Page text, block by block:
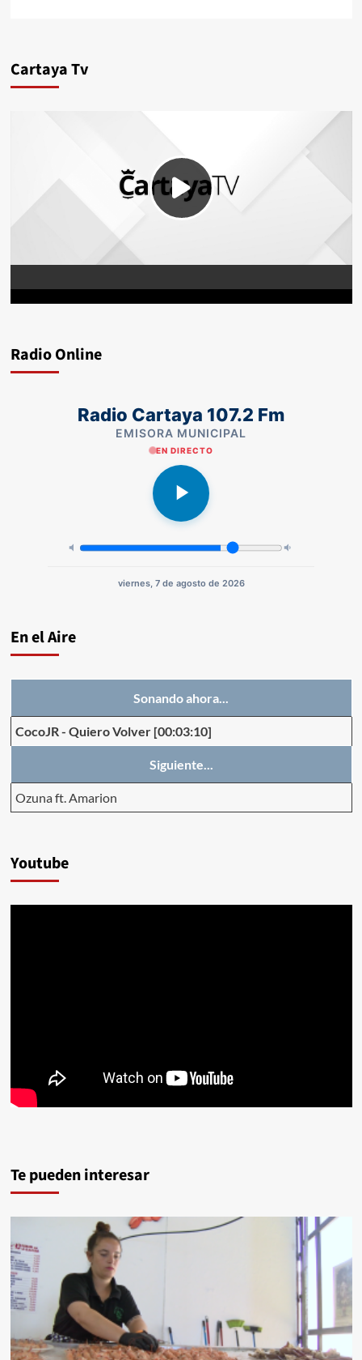
Cartaya Tv
Radio Online
Radio Cartaya 107.2 Fm
EMISORA MUNICIPAL
EN DIRECTO
viernes, 7 de agosto de 2026
En el Aire
Sonando ahora...
CocoJR- Quiero Volver [00:03:10]
Siguiente...
Ozuna ft. Amarion
Youtube
Te pueden interesar